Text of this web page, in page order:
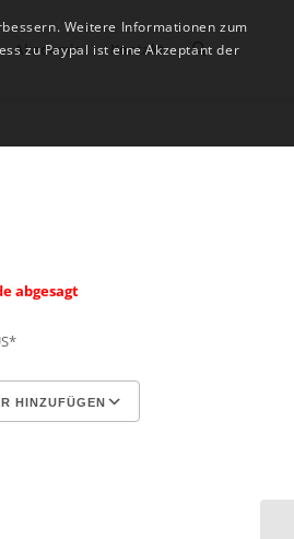
Akademie Kontakt
abgesagt
HINZUFÜGEN
Weitere Informationen zum
zu Paypal ist eine Akzeptant der